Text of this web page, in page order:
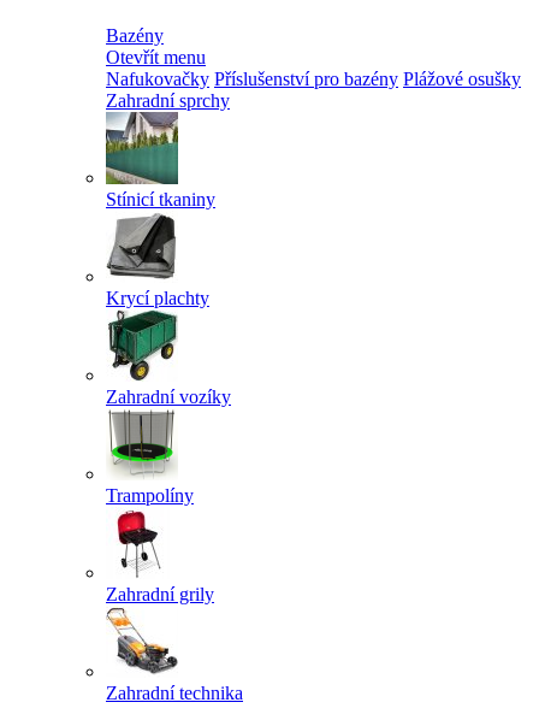
Bazény
Otevřít menu
Nafukovačky Příslušenství pro bazény Plážové osušky
Zahradní sprchy
Stínicí tkaniny
Krycí plachty
Zahradní vozíky
Trampolíny
Zahradní grily
Zahradní technika